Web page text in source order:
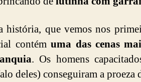
história, que vemos nos
contémuma das cenas
. Os homens
deles) conseguiram a proeza